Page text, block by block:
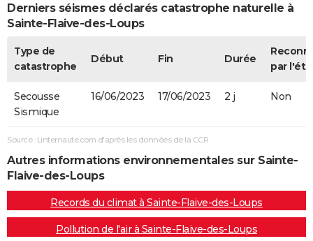
Derniers séismes déclarés catastrophe naturelle à
Sainte-Flaive-des-Loups
Type de
catastrophe
Début Fin Durée
par
Secousse
Sismique
16/06/2023 17/06/2023 2 j Non
Source : Linternaute.com d'après les données de la CCR
Autres informations environnementales sur Sainte-
Flaive-des-Loups
Records du climat à Sainte-Flaive-des-Loups
Pollution de l'air à Sainte-Flaive-des-Loups